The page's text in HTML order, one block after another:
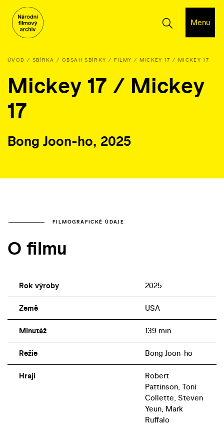
Menu
ÚVOD SBÍRKA OBSAH SBÍRKY FILMY MICKEY 17 / MICKEY 17
Mickey 17 / Mickey
17
Bong Joon-ho, 2025
FILMOGRAFICKÉ ÚDAJE
O filmu
Rok výroby 2025
Země USA
Minutáž 139 min
Režie Bong Joon-ho
Hrají
Robert
Pattinson, Toni
Collette, Steven
Yeun, Mark
Ruffalo